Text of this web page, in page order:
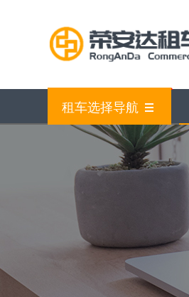
租车选择导航